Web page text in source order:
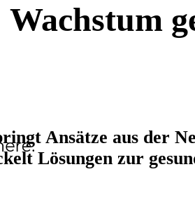
Wachstum
Ansätze aus der
Lösungen zur